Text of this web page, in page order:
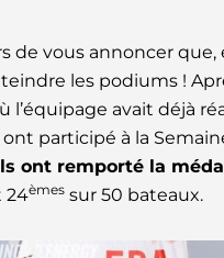
de vous annoncer
les podiums !
l’équipage avait déjà
participé à la
ont remporté la
24èmes sur 50 bateaux.